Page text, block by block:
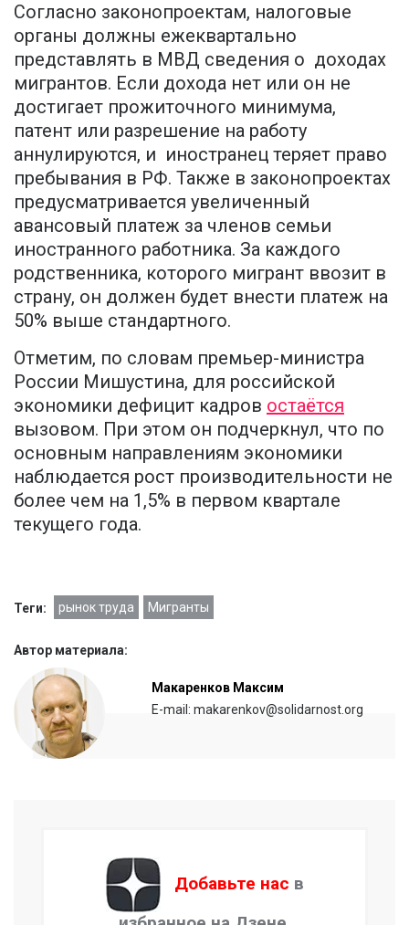
Согласно законопроектам, налоговые
органы должны ежеквартально
представлять в МВД сведения о доходах
мигрантов. Если дохода нет или он не
достигает прожиточного минимума,
патент или разрешение на работу
аннулируются, и иностранец теряет право
пребывания в РФ. Также в законопроектах
предусматривается увеличенный
авансовый платеж за членов семьи
иностранного работника. За каждого
родственника, которого мигрант ввозит в
страну, он должен будет внести платеж на
50% выше стандартного.
Отметим, по словам премьер-министра
России Мишустина, для российской
экономики дефицит кадров остаётся
вызовом. При этом он подчеркнул, что по
основным направлениям экономики
наблюдается рост производительности не
более чем на 1,5% в первом квартале
текущего года.
Теги: рынок труда Мигранты
Автор материала:
Макаренков Максим
E-mail: makarenkov@solidarnost.org
Добавьте нас в